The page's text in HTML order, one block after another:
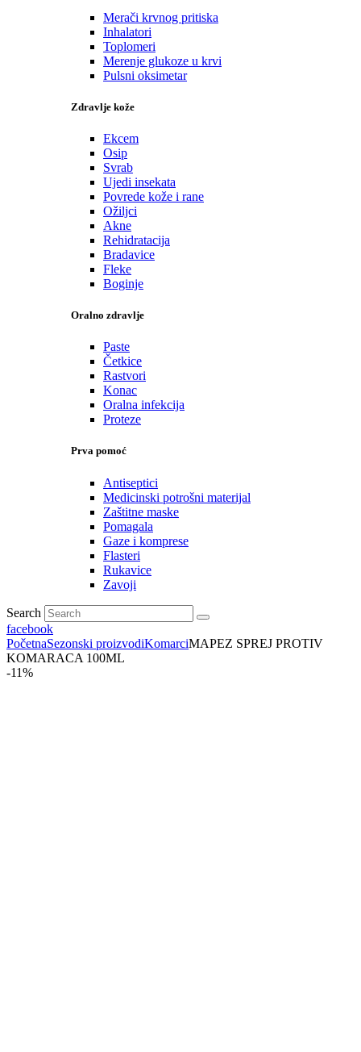
Merači krvnog pritiska
Inhalatori
Toplomeri
Merenje glukoze u krvi
Pulsni oksimetar
Zdravlje kože
Ekcem
Osip
Svrab
Ujedi insekata
Povrede kože i rane
Ožiljci
Akne
Rehidratacija
Bradavice
Fleke
Boginje
Oralno zdravlje
Paste
Četkice
Rastvori
Konac
Oralna infekcija
Proteze
Prva pomoć
Antiseptici
Medicinski potrošni materijal
Zaštitne maske
Pomagala
Gaze i komprese
Flasteri
Rukavice
Zavoji
Search
facebook
PočetnaSezonski proizvodiKomarciMAPEZ SPREJ PROTIV
KOMARACA 100ML
-11%